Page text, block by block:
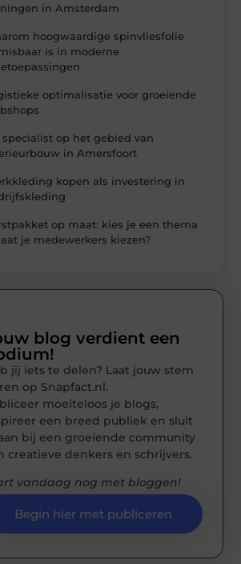
in Amsterdam
hoogwaardige spinvliesfolie
is in moderne
optimalisatie voor groeiende
specialist op het gebied van
in Amersfoort
kopen als investering in
op maat: kies je een thema
je medewerkers kiezen?
blog verdient een
jij iets te delen? Laat jouw stem
op Snapfact.nl.
moeiteloos je blogs,
een breed publiek en sluit
bij een groeiende community
creatieve denkers en schrijvers.
vandaag nog met bloggen!
Begin hier met publiceren